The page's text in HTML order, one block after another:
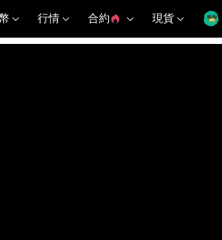
行情 合約 現貨